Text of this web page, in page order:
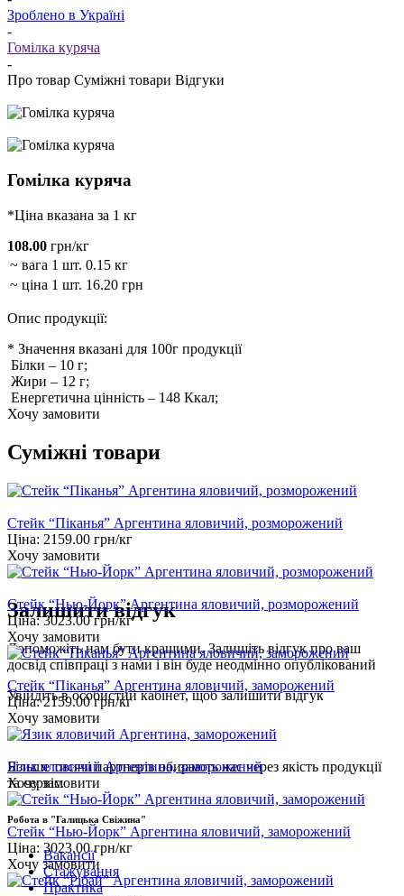
Зроблено в Україні
-
Гомілка куряча
-
Про товар Суміжні товари Відгуки
Гомілка куряча
*Ціна вказана за 1 кг
108.00 грн/кг
~ вага 1 шт. 0.15 кг
~ ціна 1 шт. 16.20 грн
Опис продукції:
* Значення вказані для 100г продукції
Білки – 10 г;
Жири – 12 г;
Енергетична цінність – 148 Ккал;
Хочу замовити
Суміжні товари
Стейк “Піканья” Аргентина яловичий, розморожений
Ціна: 2159.00 грн/кг
Хочу замовити
Стейк “Нью-Йорк” Аргентина яловичий, розморожений
Ціна:3023.00 грн/кг
Хочу замовити
Стейк “Піканья” Аргентина яловичий, заморожений
Ціна:2159.00 грн/кг
Хочу замовити
Язик яловичий Аргентина, заморожений
Хочу замовити
Стейк “Нью-Йорк” Аргентина яловичий, заморожений
Ціна: 3023.00 грн/кг
Хочу замовити
Залишити відгук
Допоможіть нам бути кращими. Залишіть відгук про ваш
досвід співпраці з нами і він буде неодмінно опублікований
Увійдітьв особистий кабінет, щоб залишити відгук
Більше тисячі партнерів обирають нас через якість продукції
та сервіс.
Робота в "Галицька Свіжина"
Вакансії
Стажування
Практика